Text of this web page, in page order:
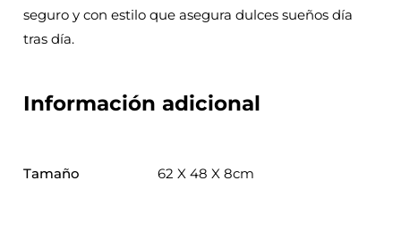
seguro y con estilo que asegura dulces sueños día
tras día.
Información adicional
Tamaño 62 X 48 X 8cm